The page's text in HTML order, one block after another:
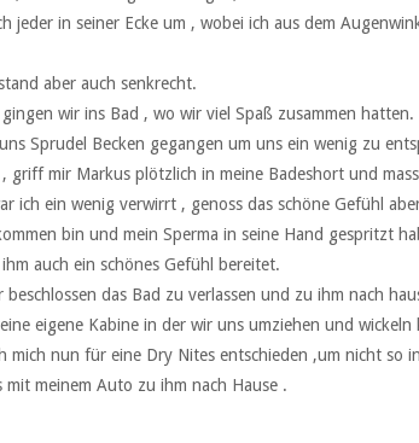
jeder in seiner Ecke um , wobei ich aus dem
aber auch senkrecht.
wir ins Bad , wo wir viel Spaß zusammen hatten.
Sprudel Becken gegangen um uns ein wenig zu
griff mir Markus plötzlich in meine Badeshort und
ich ein wenig verwirrt , genoss das schöne Gefühl
bin und mein Sperma in seine Hand gespritzt
auch ein schönes Gefühl bereitet.
das Bad zu verlassen und zu ihm nach
eigene Kabine in der wir uns umziehen und wickeln
mich nun für eine Dry Nites entschieden ,um nicht so
mit meinem Auto zu ihm nach Hause .